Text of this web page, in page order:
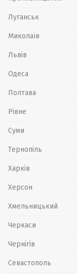
Луганськ
Миколаїв
Львів
Одеса
Полтава
Рівне
Суми
Тернопіль
Харків
Херсон
Хмельницький
Черкаси
Чернігів
Севастополь